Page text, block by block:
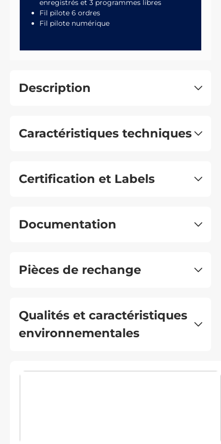
enregistrés et 3 programmes libres
Fil pilote 6 ordres
Fil pilote numérique
Description
Caractéristiques techniques
Certification et Labels
Documentation
Pièces de rechange
Qualités et caractéristiques
environnementales